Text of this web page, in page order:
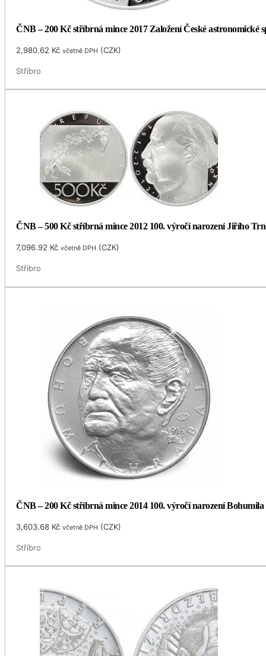
ČNB – 200 Kč stříbrná mince 2017 Založení České astronomické
2,980.62 Kč včetně DPH (CZK)
Stříbro
ČNB – 500 Kč stříbrná mince 2012 100. výročí narození Jiřího
7,096.92 Kč včetně DPH (CZK)
Stříbro
ČNB – 200 Kč stříbrná mince 2014 100. výročí narození
3,603.68 Kč včetně DPH (CZK)
Stříbro